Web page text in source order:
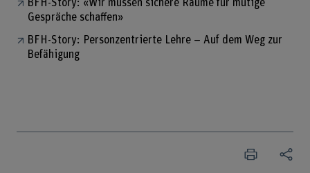
BFH-Story: «Wir müssen sichere Räume für mutige
Gespräche schaffen»
BFH-Story: Personzentrierte Lehre – Auf dem Weg zur
Befähigung